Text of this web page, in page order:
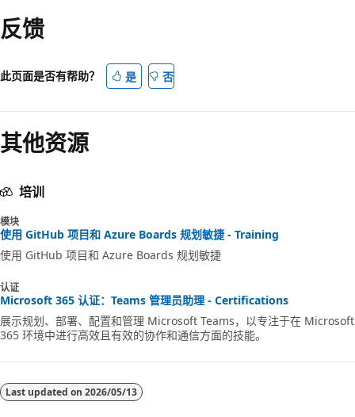
反馈
此页面是否有帮助？ 是 否
其他资源
培训
模块
使用 GitHub 项目和 Azure Boards 规划敏捷 - Training
使用 GitHub 项目和 Azure Boards 规划敏捷
认证
Microsoft 365 认证：Teams 管理员助理 - Certifications
展示规划、部署、配置和管理 Microsoft Teams，以专注于在 Microsoft
365 环境中进行高效且有效的协作和通信方面的技能。
Last updated on 2026/05/13